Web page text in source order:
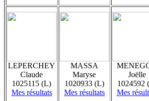
LEPERCHEY
Claude
1025115 (L)
Mes résultats
MASSA
Maryse
1020933 (L)
Mes résultats
Joëlle
1024592
Mes